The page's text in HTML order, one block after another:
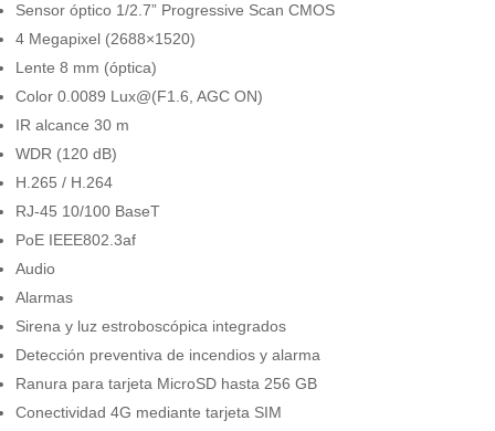
Sensor óptico 1/2.7” Progressive Scan CMOS
4 Megapixel (2688×1520)
Lente 8 mm (óptica)
Color 0.0089 Lux@(F1.6, AGC ON)
IR alcance 30 m
WDR (120 dB)
H.265 / H.264
RJ-45 10/100 BaseT
PoE IEEE802.3af
Audio
Alarmas
Sirena y luz estroboscópica integrados
Detección preventiva de incendios y alarma
Ranura para tarjeta MicroSD hasta 256 GB
Conectividad 4G mediante tarjeta SIM